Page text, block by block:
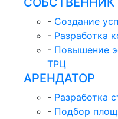
- Создание
- Разработка
- Повышение
ТРЦ
АРЕНДАТОР
- Разработка
- Подбор